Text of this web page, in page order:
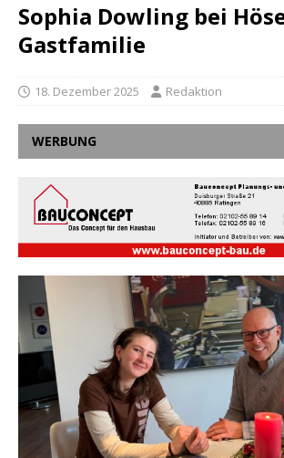
Sophia Dowling bei
Gastfamilie
18. Dezember 2025 Redaktion
WERBUNG